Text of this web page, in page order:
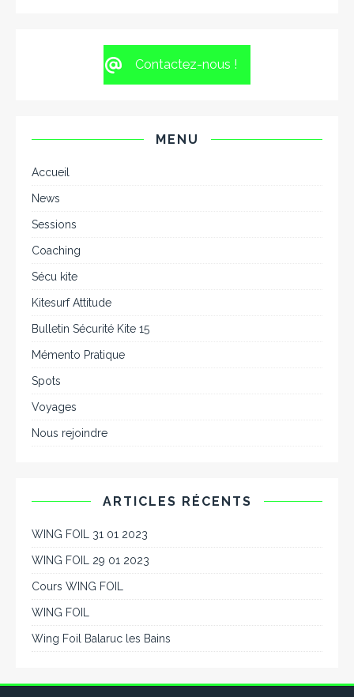
Contactez-nous !
MENU
Accueil
News
Sessions
Coaching
Sécu kite
Kitesurf Attitude
Bulletin Sécurité Kite 15
Mémento Pratique
Spots
Voyages
Nous rejoindre
ARTICLES RÉCENTS
WING FOIL 31 01 2023
WING FOIL 29 01 2023
Cours WING FOIL
WING FOIL
Wing Foil Balaruc les Bains